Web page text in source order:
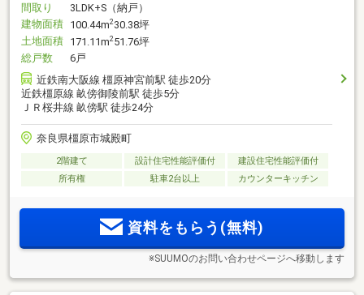
間取り
3LDK+S（納戸）
建物面積 100.44m2 30.38坪
土地面積 171.11m2 51.76坪
総戸数
6戸
近鉄南大阪線 橿原神宮前駅 徒歩20分
近鉄橿原線 畝傍御陵前駅 徒歩5分
ＪＲ桜井線 畝傍駅 徒歩24分
奈良県橿原市城殿町
2階建て 設計住宅性能評価付
建設住宅性能評価付
所有権
駐車2台以上 カウンターキッチン
資料をもらう(無料)
※SUUMOのお問い合わせページへ移動します